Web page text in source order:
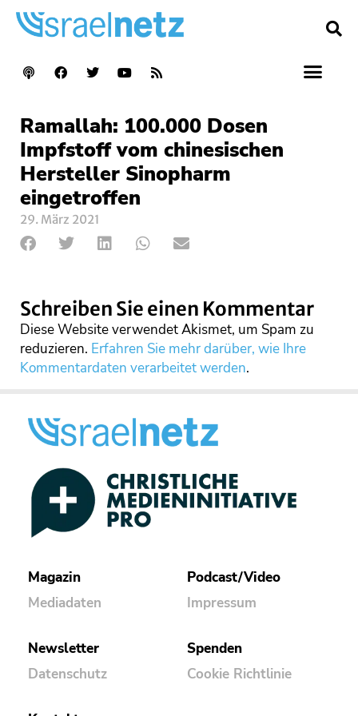
Ramallah: 100.000 Dosen
Impfstoff vom chinesischen
Hersteller Sinopharm
eingetroffen
29. März 2021
Schreiben Sie einen Kommentar
Diese Website verwendet Akismet, um Spam zu
reduzieren. Erfahren Sie mehr darüber, wie Ihre
Kommentardaten verarbeitet werden.
Magazin
Mediadaten
Podcast/Video
Impressum
Newsletter
Datenschutz
Spenden
Cookie Richtlinie